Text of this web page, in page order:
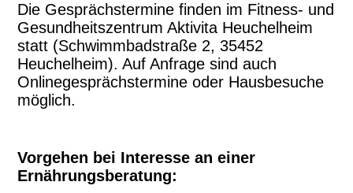
Die Gesprächstermine finden im Fitness- und
Gesundheitszentrum Aktivita Heuchelheim
statt (Schwimmbadstraße 2, 35452
Heuchelheim). Auf Anfrage sind auch
Onlinegesprächstermine oder Hausbesuche
möglich.
Vorgehen bei Interesse an einer
Ernährungsberatung: